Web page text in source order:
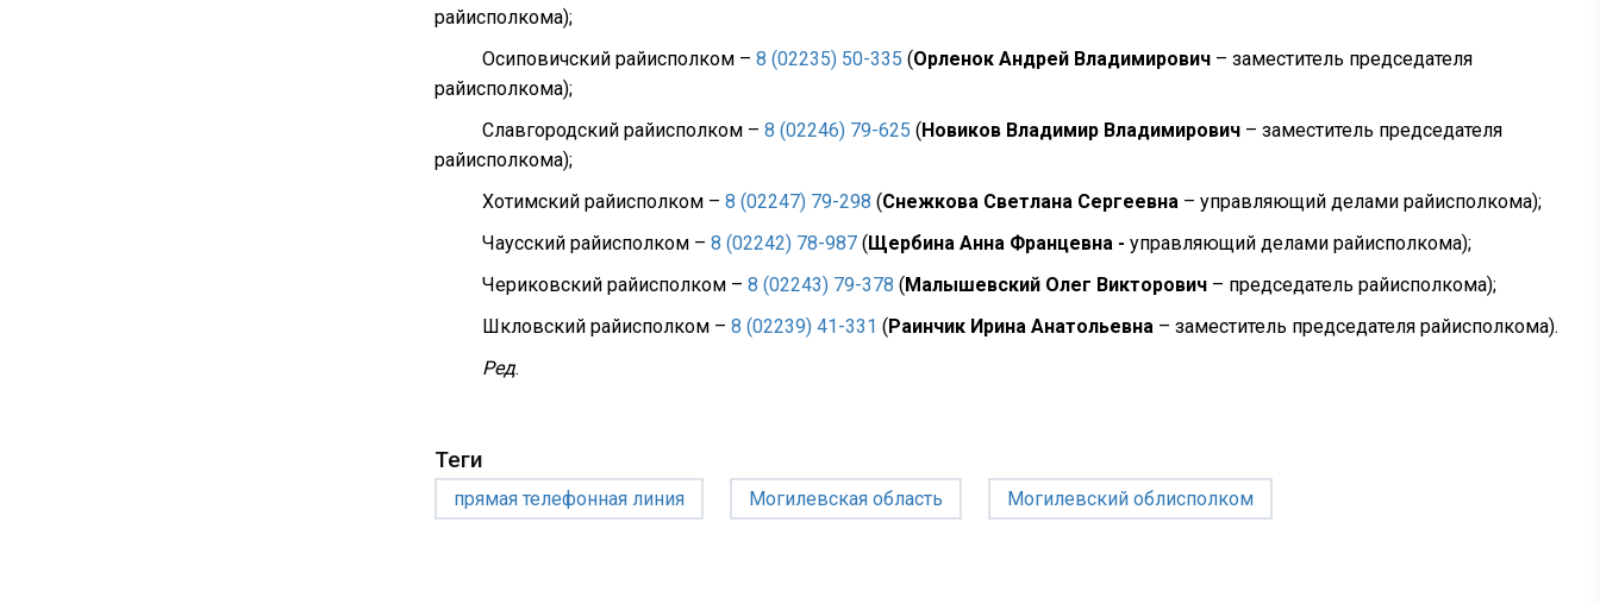
райисполкома);
Осиповичский райисполком – 8 (02235) 50-335 (Орленок Андрей Владимирович – заместитель председателя
райисполкома);
Славгородский райисполком – 8 (02246) 79-625 (Новиков Владимир Владимирович – заместитель председателя
райисполкома);
Хотимский райисполком – 8 (02247) 79-298 (Снежкова Светлана Сергеевна – управляющий делами райисполкома);
Чаусский райисполком – 8 (02242) 78-987 (Щербина Анна Францевна - управляющий делами райисполкома);
Чериковский райисполком – 8 (02243) 79-378 (Малышевский Олег Викторович – председатель райисполкома);
Шкловский райисполком – 8 (02239) 41-331 (Раинчик Ирина Анатольевна – заместитель председателя райисполкома).
Ред.
Теги
прямая телефонная линия Могилевская область Могилевский облисполком